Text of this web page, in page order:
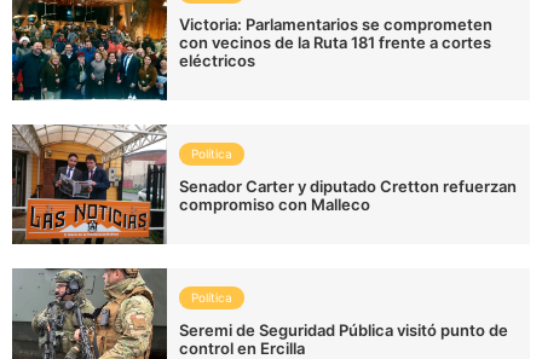
Victoria: Parlamentarios se comprometen
con vecinos de la Ruta 181 frente a cortes
eléctricos
Política
Senador Carter y diputado Cretton refuerzan
compromiso con Malleco
Política
Seremi de Seguridad Pública visitó punto de
control en Ercilla